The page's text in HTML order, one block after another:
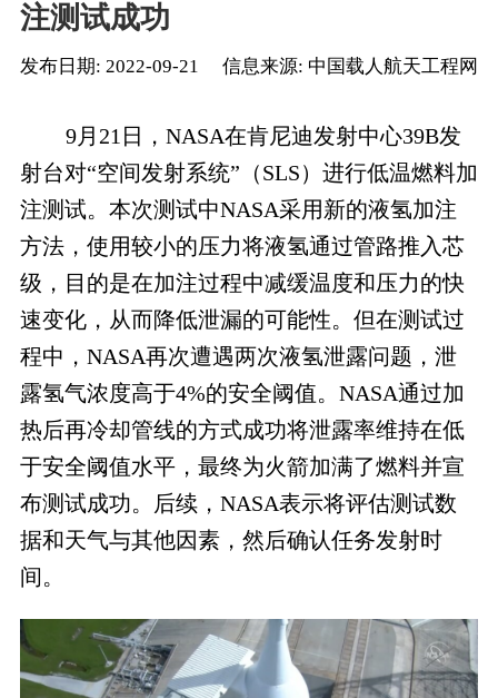
注测试成功
发布日期: 2022-09-21 信息来源: 中国载人航天工程网
9月21日，NASA在肯尼迪发射中心39B发
射台对“空间发射系统”（SLS）进行低温燃料加
注测试。本次测试中NASA采用新的液氢加注
方法，使用较小的压力将液氢通过管路推入芯
级，目的是在加注过程中减缓温度和压力的快
速变化，从而降低泄漏的可能性。但在测试过
程中，NASA再次遭遇两次液氢泄露问题，泄
露氢气浓度高于4%的安全阈值。NASA通过加
热后再冷却管线的方式成功将泄露率维持在低
于安全阈值水平，最终为火箭加满了燃料并宣
布测试成功。后续，NASA表示将评估测试数
据和天气与其他因素，然后确认任务发射时
间。